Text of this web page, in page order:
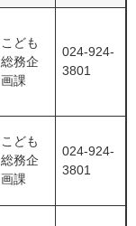
こども
総務企
画課
024-924-
3801
こども
総務企
画課
024-924-
3801